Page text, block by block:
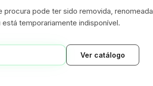
GREEN VILLAGE
procura pode ter sido removida, renomeada
está temporariamente indisponível.
Ver catálogo